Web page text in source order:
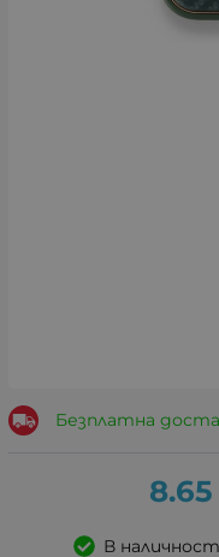
Безплатна
8.65
В наличност